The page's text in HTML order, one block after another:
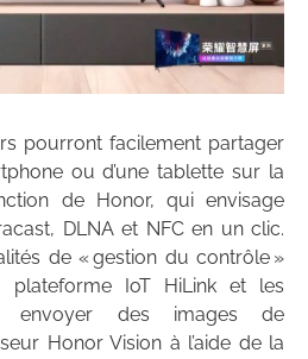
pourront facilement partager
ou d’une tablette sur la
de Honor, qui envisage
DLNA et NFC en un clic.
de « gestion du contrôle »
IoT HiLink et les
envoyer des images de
Honor Vision à l’aide de la